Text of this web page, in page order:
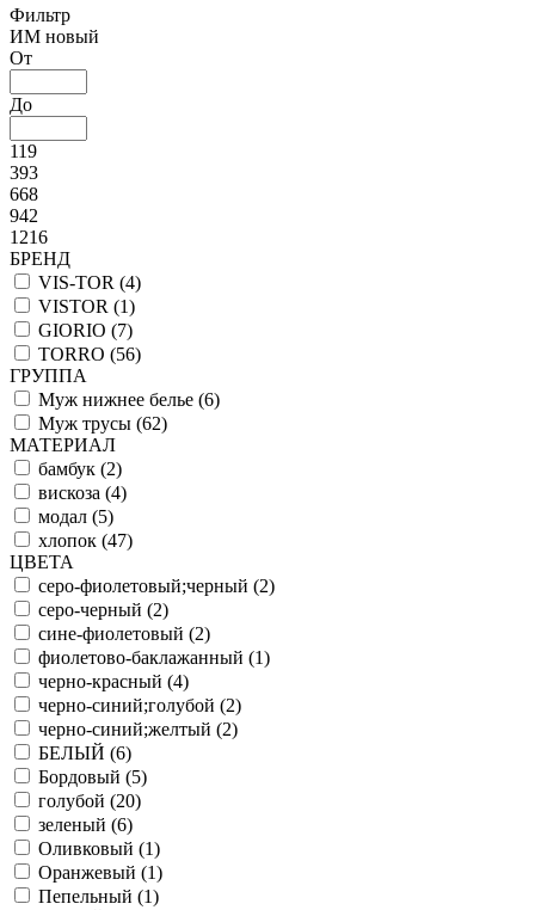
Фильтр
ИМ новый
От
До
119
393
668
942
1216
БРЕНД
VIS-TOR (4)
VISTOR (1)
GIORIO (7)
TORRO (56)
ГРУППА
Муж нижнее белье (6)
Муж трусы (62)
МАТЕРИАЛ
бамбук (2)
вискоза (4)
модал (5)
хлопок (47)
ЦВЕТА
серо-фиолетовый;черный (2)
серо-черный (2)
сине-фиолетовый (2)
фиолетово-баклажанный (1)
черно-красный (4)
черно-синий;голубой (2)
черно-синий;желтый (2)
БЕЛЫЙ (6)
Бордовый (5)
голубой (20)
зеленый (6)
Оливковый (1)
Оранжевый (1)
Пепельный (1)